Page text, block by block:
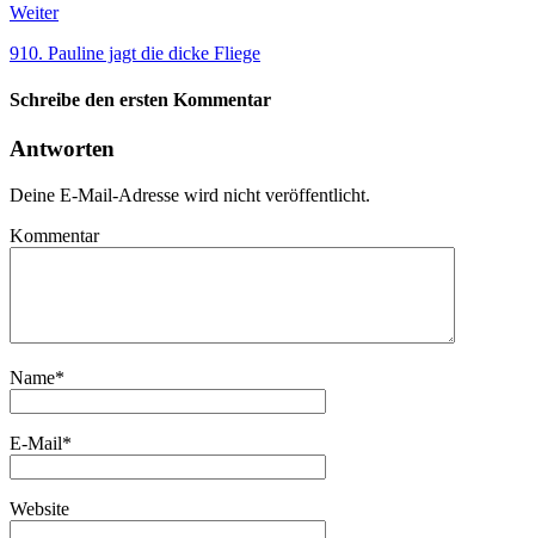
Weiter
910. Pauline jagt die dicke Fliege
Schreibe den ersten Kommentar
Antworten
Deine E-Mail-Adresse wird nicht veröffentlicht.
Kommentar
Name*
E-Mail*
Website